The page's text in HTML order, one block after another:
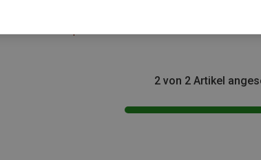
2 von 2 Artikel